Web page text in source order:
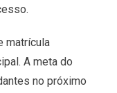
matrícula
A meta do
no próximo